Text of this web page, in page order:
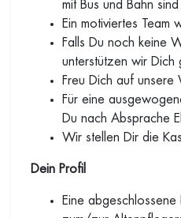
mit Bus und Bahn
Ein motiviertes Team
Falls Du noch keine
unterstützen wir Dich
Freu Dich auf unsere
Für eine
Du nach Absprache
Wir stellen Dir die
Dein Profil
Eine abgeschlossene